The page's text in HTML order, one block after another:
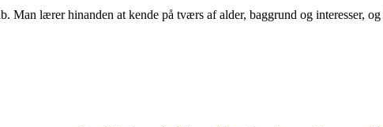
lærer hinanden at kende på tværs af alder, baggrund og interesser,